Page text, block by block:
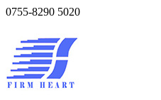
0755-8290 5020